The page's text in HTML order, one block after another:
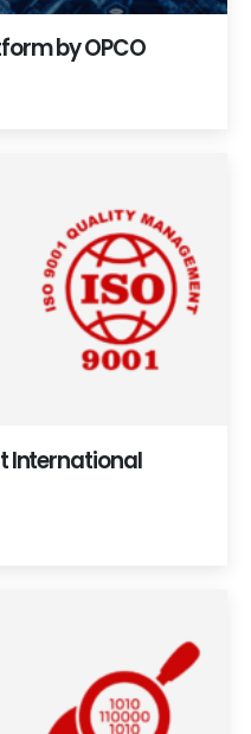
by OPCO
International